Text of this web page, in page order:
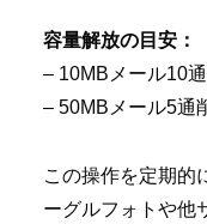
容量解放の目安：
– 10MBメール10
– 50MBメール5
この操作を定期的
ーグルフォトや他